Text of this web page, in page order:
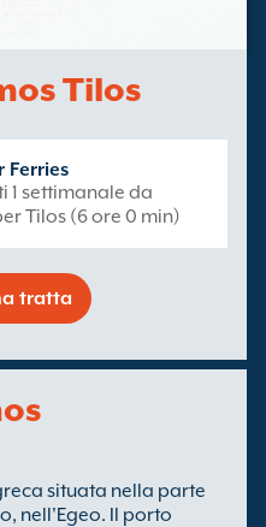
Tilos
Ferries
1 settimanale da
Tilos (6 ore 0 min)
tratta
situata nella parte
nell'Egeo. Il porto